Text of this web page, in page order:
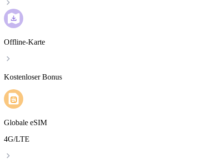
Offline-Karte
Kostenloser Bonus
Globale eSIM
4G/LTE